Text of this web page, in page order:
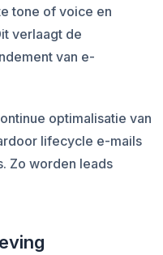
tone of voice en
verlaagt de
van e-
optimalisatie van
lifecycle e-mails
Zo worden leads